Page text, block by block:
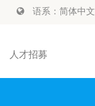
语系：简体中文
人才招募